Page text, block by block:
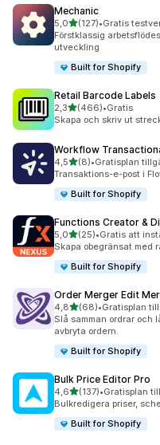
Mechanic
5,0av 5 stjärnor
(127)
127 recensioner totalt
•Gratis
Förstklassig
utveckling
Built for Shopify
Retail Barcode Labels
2,3av 5 stjärnor
(466)
466 recensioner totalt
•Gratis
Skapa och skriv ut
Workflow
4,5av 5 stjärnor
(8)
8 recensioner totalt
•Gratisplan
Transaktions-e-post i
Built for Shopify
Functions Creator &
5,0av 5 stjärnor
(25)
25 recensioner totalt
•Gratis att
Skapa obegränsat med
Built for Shopify
Order Merger Edit
4,8av 5 stjärnor
(68)
68 recensioner totalt
•Gratisplan
Slå samman ordrar och
avbryta ordern.
Built for Shopify
Bulk Price Editor Pro
4,6av 5 stjärnor
(137)
137 recensioner totalt
•Gratisplan
Bulkredigera priser,
Built for Shopify